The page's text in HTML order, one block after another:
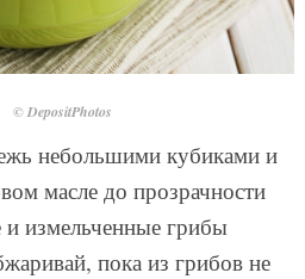
© DepositPhotos
небольшими кубиками и
масле до прозрачности
измельченные грибы
пока из грибов не